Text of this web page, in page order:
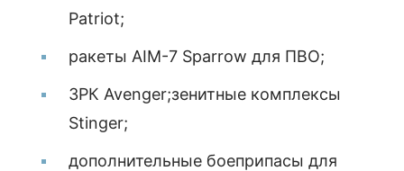
Patriot;
ракеты AIM-7 Sparrow для ПВО;
ЗРК Avenger;зенитные комплексы
Stinger;
дополнительные боеприпасы для